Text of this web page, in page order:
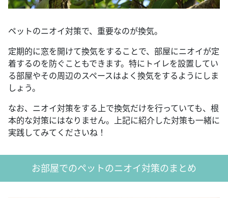
ペットのニオイ対策で、重要なのが換気。
定期的に窓を開けて換気をすることで、部屋にニオイが定
着するのを防ぐこともできます。特にトイレを設置してい
る部屋やその周辺のスペースはよく換気をするようにしま
しょう。
なお、ニオイ対策をする上で換気だけを行っていても、根
本的な対策にはなりません。上記に紹介した対策も一緒に
実践してみてくださいね！
お部屋でのペットのニオイ対策のまとめ